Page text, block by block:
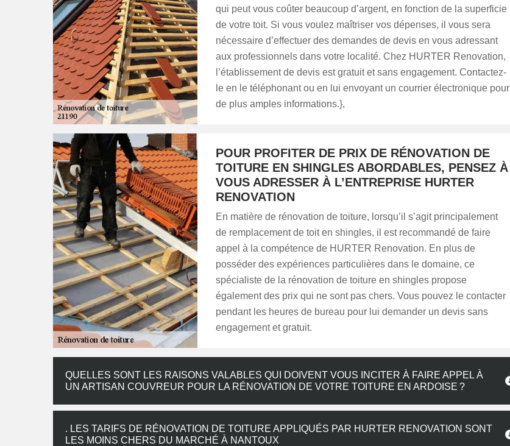
qui peut vous coûter beaucoup d’argent, en fonction de la superficie
de votre toit. Si vous voulez maîtriser vos dépenses, il vous sera
nécessaire d’effectuer des demandes de devis en vous adressant
aux professionnels dans votre localité. Chez HURTER Renovation,
l’établissement de devis est gratuit et sans engagement. Contactez-
le en le téléphonant ou en lui envoyant un courrier électronique pour
de plus amples informations.},
POUR PROFITER DE PRIX DE RÉNOVATION DE
TOITURE EN SHINGLES ABORDABLES, PENSEZ À
VOUS ADRESSER À L’ENTREPRISE HURTER
RENOVATION
En matière de rénovation de toiture, lorsqu’il s’agit principalement
de remplacement de toit en shingles, il est recommandé de faire
appel à la compétence de HURTER Renovation. En plus de
posséder des expériences particulières dans le domaine, ce
spécialiste de la rénovation de toiture en shingles propose
également des prix qui ne sont pas chers. Vous pouvez le contacter
pendant les heures de bureau pour lui demander un devis sans
engagement et gratuit.
QUELLES SONT LES RAISONS VALABLES QUI DOIVENT VOUS INCITER À FAIRE APPEL À
UN ARTISAN COUVREUR POUR LA RÉNOVATION DE VOTRE TOITURE EN ARDOISE ?
. LES TARIFS DE RÉNOVATION DE TOITURE APPLIQUÉS PAR HURTER RENOVATION SONT
LES MOINS CHERS DU MARCHÉ À NANTOUX